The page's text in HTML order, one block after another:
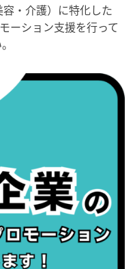
・介護）に特化した
ーション支援を行って